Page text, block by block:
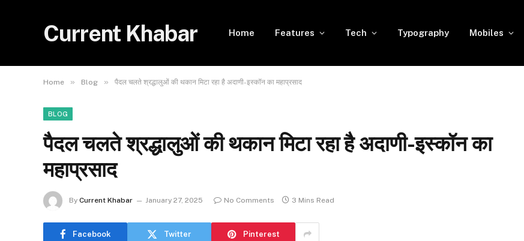
Current Khabar Home Features Tech Typography Mobiles
Home » Blog » पैदल चलते श्रद्धालुओं की थकान मिटा रहा है अदाणी-इस्कॉन का महाप्रसाद
BLOG
पैदल चलते श्रद्धालुओं की थकान मिटा रहा है अदाणी-इस्कॉन का
महाप्रसाद
By Current Khabar January 27, 2025 No Comments 3 Mins Read
Facebook Twitter Pinterest